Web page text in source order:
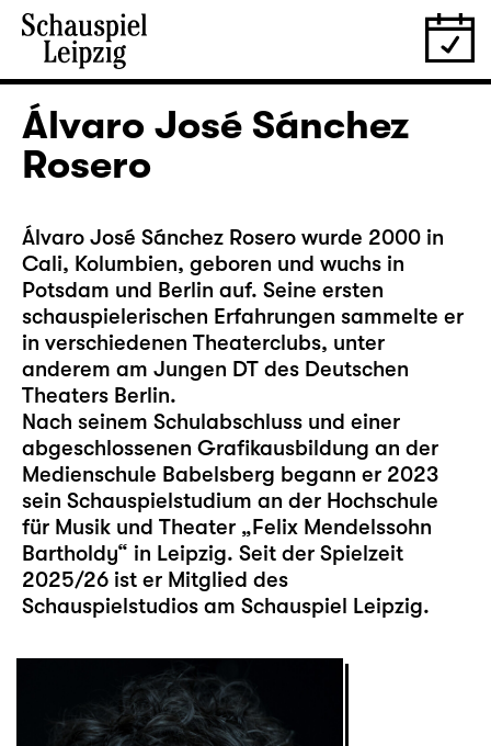
Álvaro José Sánchez
Rosero
Álvaro José Sánchez Rosero wurde 2000 in
Cali, Kolumbien, geboren und wuchs in
Potsdam und Berlin auf. Seine ersten
schauspielerischen Erfahrungen sammelte er
in verschiedenen Theaterclubs, unter
anderem am Jungen DT des Deutschen
Theaters Berlin.
Nach seinem Schulabschluss und einer
abgeschlossenen Grafikausbildung an der
Medienschule Babelsberg begann er 2023
sein Schauspielstudium an der Hochschule
für Musik und Theater „Felix Mendelssohn
Bartholdy“ in Leipzig. Seit der Spielzeit
2025/26 ist er Mitglied des
Schauspielstudios am Schauspiel Leipzig.